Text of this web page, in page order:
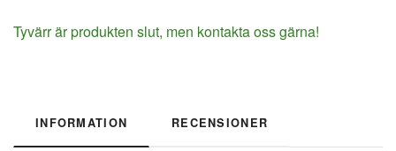
Tyvärr är produkten slut, men kontakta oss gärna!
INFORMATION RECENSIONER